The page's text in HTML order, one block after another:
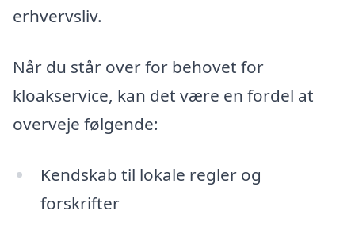
erhvervsliv.
Når du står over for behovet for
kloakservice, kan det være en fordel at
overveje følgende:
Kendskab til lokale regler og
forskrifter